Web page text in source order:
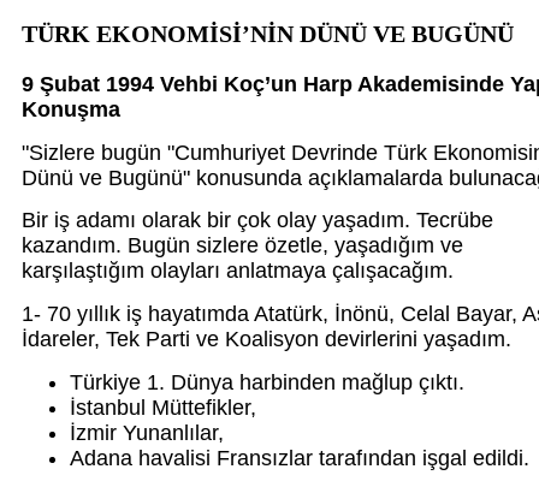
TÜRK EKONOMİSİ’NİN DÜNÜ VE BUGÜNÜ
9 Şubat 1994 Vehbi Koç’un Harp Akademisinde
Konuşma
"Sizlere bugün "Cumhuriyet Devrinde Türk
Dünü ve Bugünü" konusunda açıklamalarda
Bir iş adamı olarak bir çok olay yaşadım. Tecrübe
kazandım. Bugün sizlere özetle, yaşadığım ve
karşılaştığım olayları anlatmaya çalışacağım.
1- 70 yıllık iş hayatımda Atatürk, İnönü, Celal Bayar,
İdareler, Tek Parti ve Koalisyon devirlerini yaşadım.
Türkiye 1. Dünya harbinden mağlup çıktı.
İstanbul Müttefikler,
İzmir Yunanlılar,
Adana havalisi Fransızlar tarafından işgal edildi.